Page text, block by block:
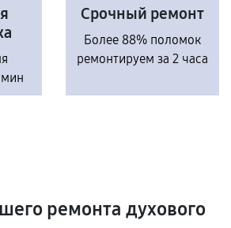
Срочный ремонт
Более 88% поломок
ремонтируем за 2 часа
ремонта духового